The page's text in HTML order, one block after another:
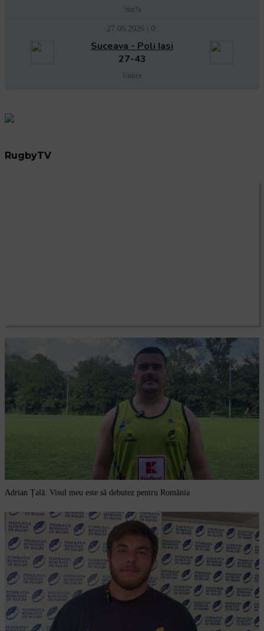
?tiin?a
27.06.2026 | 0:
Suceava - Poli Iasi
27-43
Unirea
RugbyTV
Adrian Țală: Visul meu este să debutez pentru România